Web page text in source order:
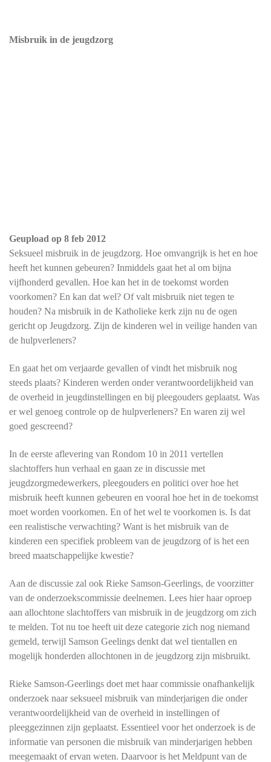
Misbruik in de jeugdzorg
Geupload op 8 feb 2012
Seksueel misbruik in de jeugdzorg. Hoe omvangrijk is het en hoe
heeft het kunnen gebeuren? Inmiddels gaat het al om bijna
vijfhonderd gevallen. Hoe kan het in de toekomst worden
voorkomen? En kan dat wel? Of valt misbruik niet tegen te
houden? Na misbruik in de Katholieke kerk zijn nu de ogen
gericht op Jeugdzorg. Zijn de kinderen wel in veilige handen van
de hulpverleners?
En gaat het om verjaarde gevallen of vindt het misbruik nog
steeds plaats? Kinderen werden onder verantwoordelijkheid van
de overheid in jeugdinstellingen en bij pleegouders geplaatst. Was
er wel genoeg controle op de hulpverleners? En waren zij wel
goed gescreend?
In de eerste aflevering van Rondom 10 in 2011 vertellen
slachtoffers hun verhaal en gaan ze in discussie met
jeugdzorgmedewerkers, pleegouders en politici over hoe het
misbruik heeft kunnen gebeuren en vooral hoe het in de toekomst
moet worden voorkomen. En of het wel te voorkomen is. Is dat
een realistische verwachting? Want is het misbruik van de
kinderen een specifiek probleem van de jeugdzorg of is het een
breed maatschappelijke kwestie?
Aan de discussie zal ook Rieke Samson-Geerlings, de voorzitter
van de onderzoekscommissie deelnemen. Lees hier haar oproep
aan allochtone slachtoffers van misbruik in de jeugdzorg om zich
te melden. Tot nu toe heeft uit deze categorie zich nog niemand
gemeld, terwijl Samson Geelings denkt dat wel tientallen en
mogelijk honderden allochtonen in de jeugdzorg zijn misbruikt.
Rieke Samson-Geerlings doet met haar commissie onafhankelijk
onderzoek naar seksueel misbruik van minderjarigen die onder
verantwoordelijkheid van de overheid in instellingen of
pleeggezinnen zijn geplaatst. Essentieel voor het onderzoek is de
informatie van personen die misbruik van minderjarigen hebben
meegemaakt of ervan weten. Daarvoor is het Meldpunt van de